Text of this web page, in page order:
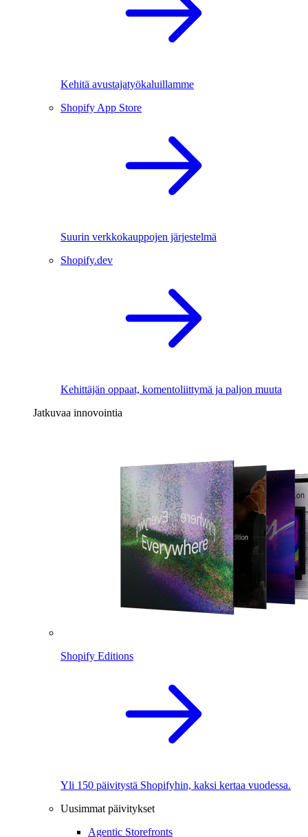
Kehitä avustajatyökaluillamme
Shopify App Store
Suurin verkkokauppojen järjestelmä
Shopify.dev
Kehittäjän oppaat, komentoliittymä ja paljon muuta
Jatkuvaa innovointia
Shopify Editions
Yli 150 päivitystä Shopifyhin, kaksi kertaa vuodessa.
Uusimmat päivitykset
Agentic Storefronts